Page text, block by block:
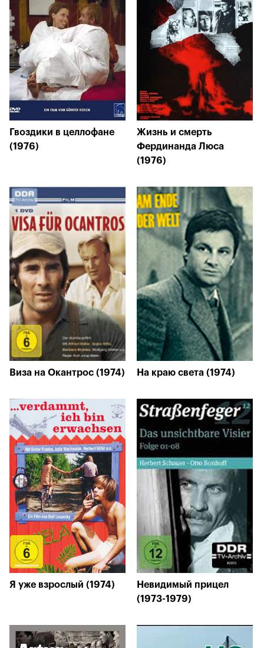
Гвоздики в целлофане
(1976)
Жизнь и смерть
Фердинанда Люса
(1976)
Виза на Окантрос (1974) На краю света (1974)
Я уже взрослый (1974)
Невидимый прицел
(1973-1979)